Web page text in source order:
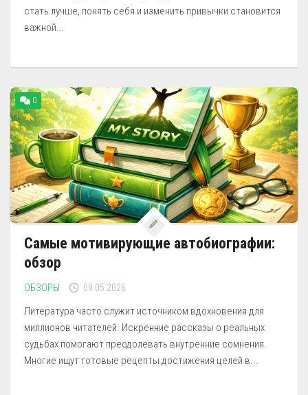
стать лучше, понять себя и изменить привычки становится
важной...
0
Самые мотивирующие автобиографии:
обзор
ОБЗОРЫ 09.05.2026
Литература часто служит источником вдохновения для
миллионов читателей. Искренние рассказы о реальных
судьбах помогают преодолевать внутренние сомнения.
Многие ищут готовые рецепты достижения целей в...